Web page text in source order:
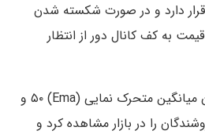
قرار دارد و در صورت شکسته شدن
رسیدن قیمت به کف کانال دور از انتظار
با توجه به کراس منفی میان میانگین متحرک نمایی (Ema) ۵۰ و
را در بازار مشاهده کرد و